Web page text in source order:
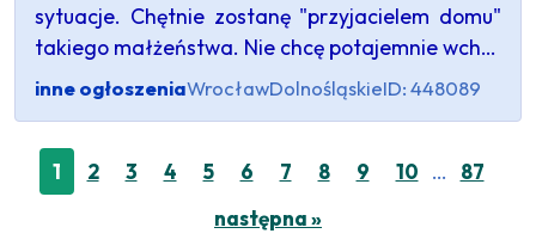
sytuacje. Chętnie zostanę "przyjacielem domu"
takiego małżeństwa. Nie chcę potajemnie wch…
inne ogłoszeniaWrocławDolnośląskieID: 448089
1 2 3 4 5 6 7 8 9 10 …
87
następna »